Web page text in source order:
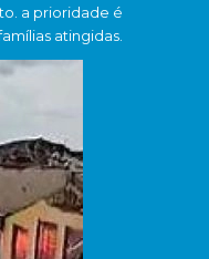
a prioridade é
atingidas.